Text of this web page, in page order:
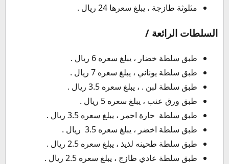
مثلوثة طازجة ، يبلغ سعرها 24 ريال .
السلطات الرائعة /
طبق سلطة خضار ، يبلغ سعره 6 ريال .
طبق سلطة يوناني ، يبلغ سعره 7 ريال .
طبق سلطة لبن . ، يبلغ سعره 3.5 ريال .
طبق ورق عنب ، يبلغ سعره 5 ريال .
طبق سلطة حارة احمر ، يبلغ سعره 3.5 ريال .
طبق سلطة اخضر ، يبلغ سعره 3.5 ريال .
طبق سلطة طحينه لذيذ ، يبلغ سعره 2.5 ريال .
طبق سلطة عادي طازج ، يبلغ سعره 2.5 ريال .